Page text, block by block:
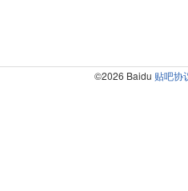
©2026 Baidu 贴吧协